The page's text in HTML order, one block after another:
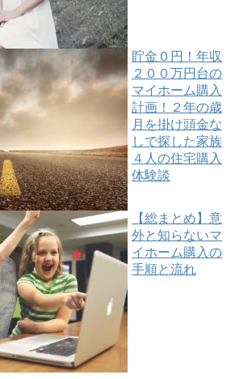
貯金０円！年収
２００万円台の
マイホーム購入
計画！２年の歳
月を掛け頭金な
しで探した家族
４人の住宅購入
体験談
【総まとめ】意
外と知らないマ
イホーム購入の
手順と流れ